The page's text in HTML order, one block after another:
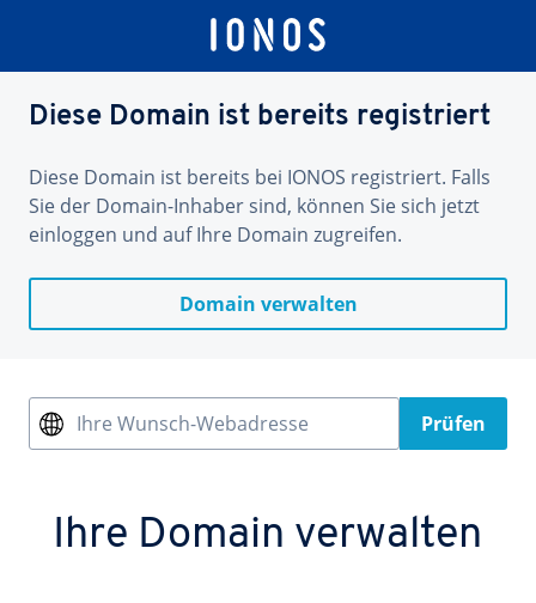
Diese Domain ist bereits registriert
Diese Domain ist bereits bei IONOS registriert. Falls
Sie der Domain-Inhaber sind, können Sie sich jetzt
einloggen und auf Ihre Domain zugreifen.
Domain verwalten
Ihre Wunsch-Webadresse Prüfen
Ihre Domain verwalten